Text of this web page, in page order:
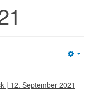
| 12. September 2021